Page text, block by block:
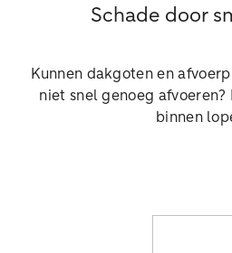
Schade door
Kunnen dakgoten en
niet snel genoeg
binnen